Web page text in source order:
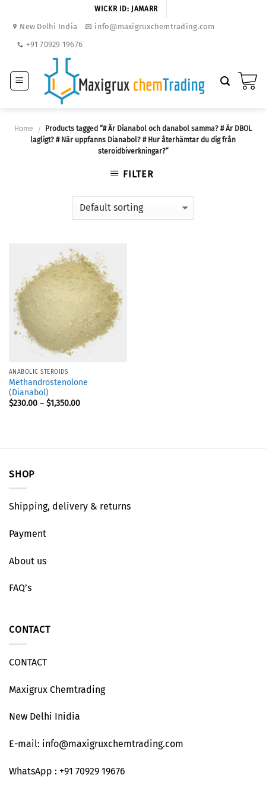
WICKR ID: JAMARR
New Delhi India
info@maxigruxchemtrading.com
+91 70929 19676
Home /
Products tagged “# Är Dianabol och danabol samma? # Är DBOL
lagligt? # När uppfanns Dianabol? # Hur återhämtar du dig från
steroidbiverkningar?”
FILTER
ANABOLIC STEROIDS
Methandrostenolone
(Dianabol)
$230.00– $1,350.00
SHOP
Shipping, delivery & returns
Payment
About us
FAQ’s
CONTACT
CONTACT
Maxigrux Chemtrading
New Delhi Inidia
E-mail: info@maxigruxchemtrading.com
WhatsApp : +91 70929 19676